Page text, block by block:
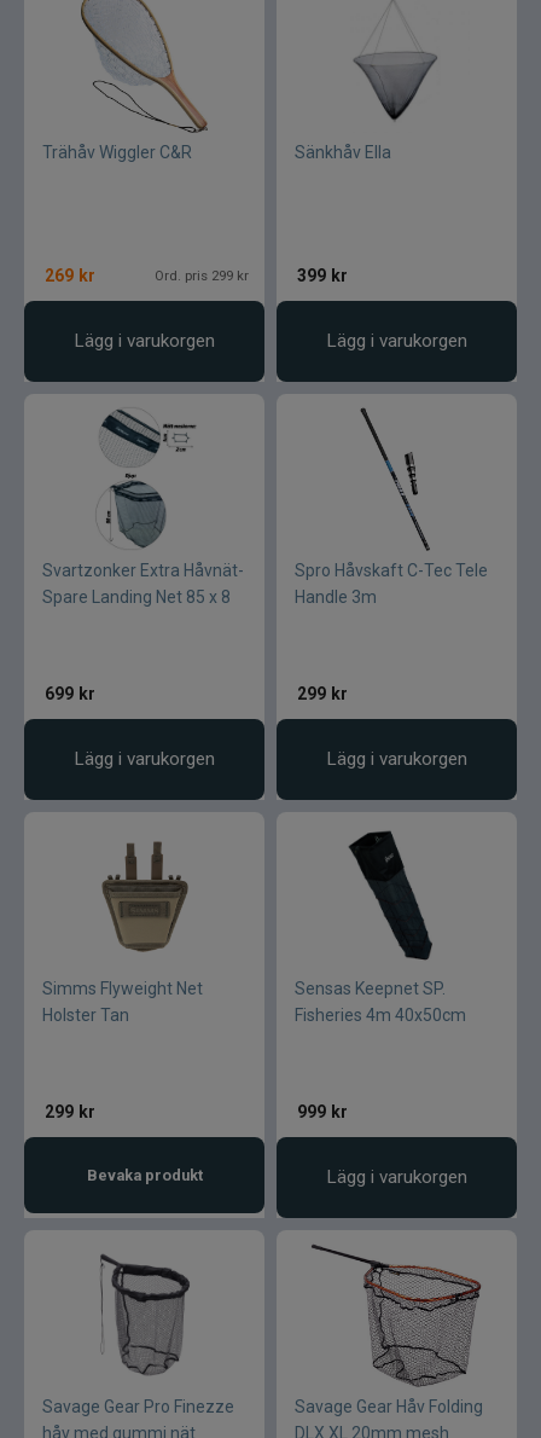
Trähåv Wiggler C&R
269 kr Ord. pris 299 kr
Lägg i varukorgen
Sänkhåv Ella
399 kr
Lägg i varukorgen
Svartzonker Extra Håvnät-
Spare Landing Net 85 x 8
699 kr
Lägg i varukorgen
Spro Håvskaft C-Tec Tele
Handle 3m
299 kr
Lägg i varukorgen
Simms Flyweight Net
Holster Tan
299 kr
Bevaka produkt
Sensas Keepnet SP.
Fisheries 4m 40x50cm
999 kr
Lägg i varukorgen
Savage Gear Pro Finezze
håv med gummi nät
Savage Gear Håv Folding
DLX XL 20mm mesh